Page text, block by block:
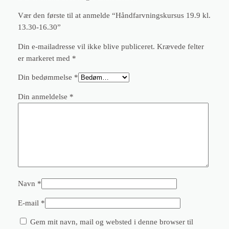
Vær den første til at anmelde “Håndfarvningskursus 19.9 kl.
13.30-16.30”
Din e-mailadresse vil ikke blive publiceret. Krævede felter
er markeret med *
Din bedømmelse *
Din anmeldelse *
Navn *
E-mail *
Gem mit navn, mail og websted i denne browser til